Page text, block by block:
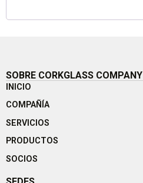
SOBRE CORKGLASS COMPANY
INICIO
COMPAÑÍA
SERVICIOS
PRODUCTOS
SOCIOS